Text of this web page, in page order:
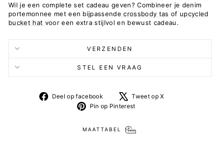
Wil je een complete set cadeau geven? Combineer je denim
portemonnee met een bijpassende crossbody tas of upcycled
bucket hat voor een extra stijlvol en bewust cadeau.
VERZENDEN
STEL EEN VRAAG
Deel op facebook
Deel
op
Tweet op X
Pin op Pinterest
MAATTABEL